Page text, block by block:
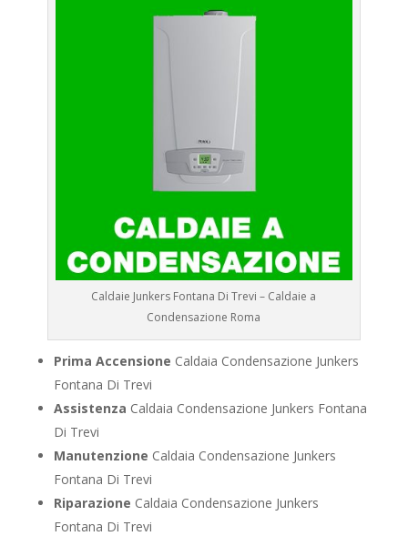
Caldaie Junkers Fontana Di Trevi – Caldaie a
Condensazione Roma
Prima Accensione Caldaia Condensazione Junkers
Fontana Di Trevi
Assistenza Caldaia Condensazione Junkers Fontana
Di Trevi
Manutenzione Caldaia Condensazione Junkers
Fontana Di Trevi
Riparazione Caldaia Condensazione Junkers
Fontana Di Trevi